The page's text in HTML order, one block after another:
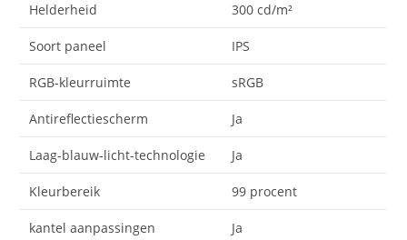
Helderheid 300 cd/m²
Soort paneel IPS
RGB-kleurruimte sRGB
Antireflectiescherm Ja
Laag-blauw-licht-technologie Ja
Kleurbereik 99 procent
kantel aanpassingen Ja